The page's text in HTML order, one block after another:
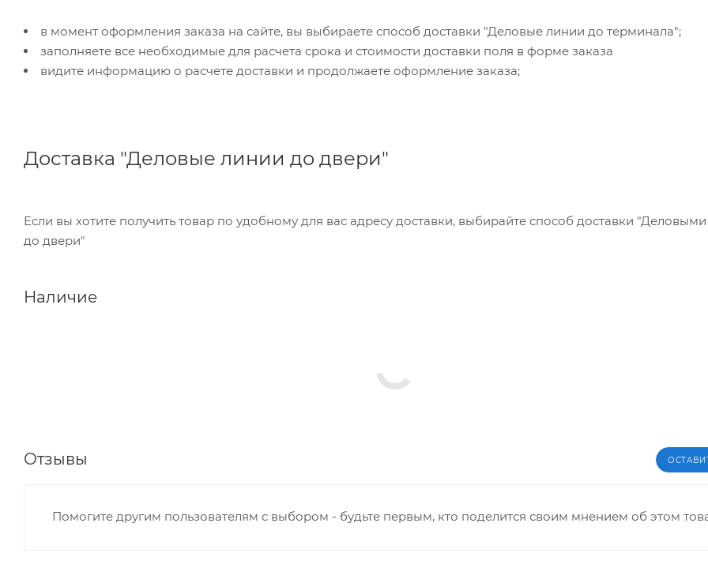
в момент оформления заказа на сайте, вы выбираете способ доставки "Деловые линии до терминала";
заполняете все необходимые для расчета срока и стоимости доставки поля в форме заказа
видите информацию о расчете доставки и продолжаете оформление заказа;
Доставка "Деловые линии до двери"
Если вы хотите получить товар по удобному для вас адресу доставки, выбирайте способ доставки
до двери"
Наличие
Отзывы
Помогите другим пользователям с выбором - будьте первым, кто поделится своим мнением об этом